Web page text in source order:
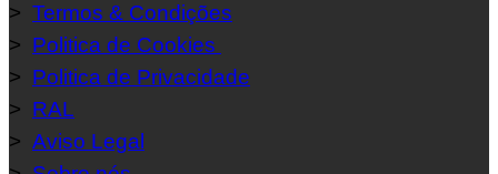
> Termos & Condições
> Politica de Cookies
> Politica de Privacidade
> RAL
> Aviso Legal